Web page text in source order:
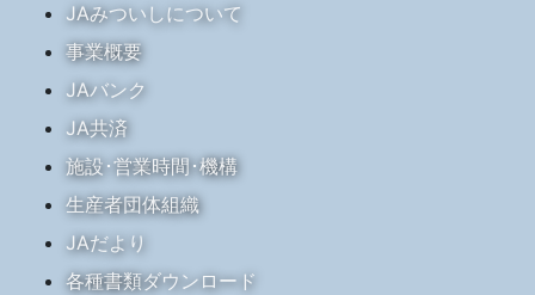
JAみついしについて
事業概要
JAバンク
JA共済
施設･営業時間･機構
生産者団体組織
JAだより
各種書類ダウンロード